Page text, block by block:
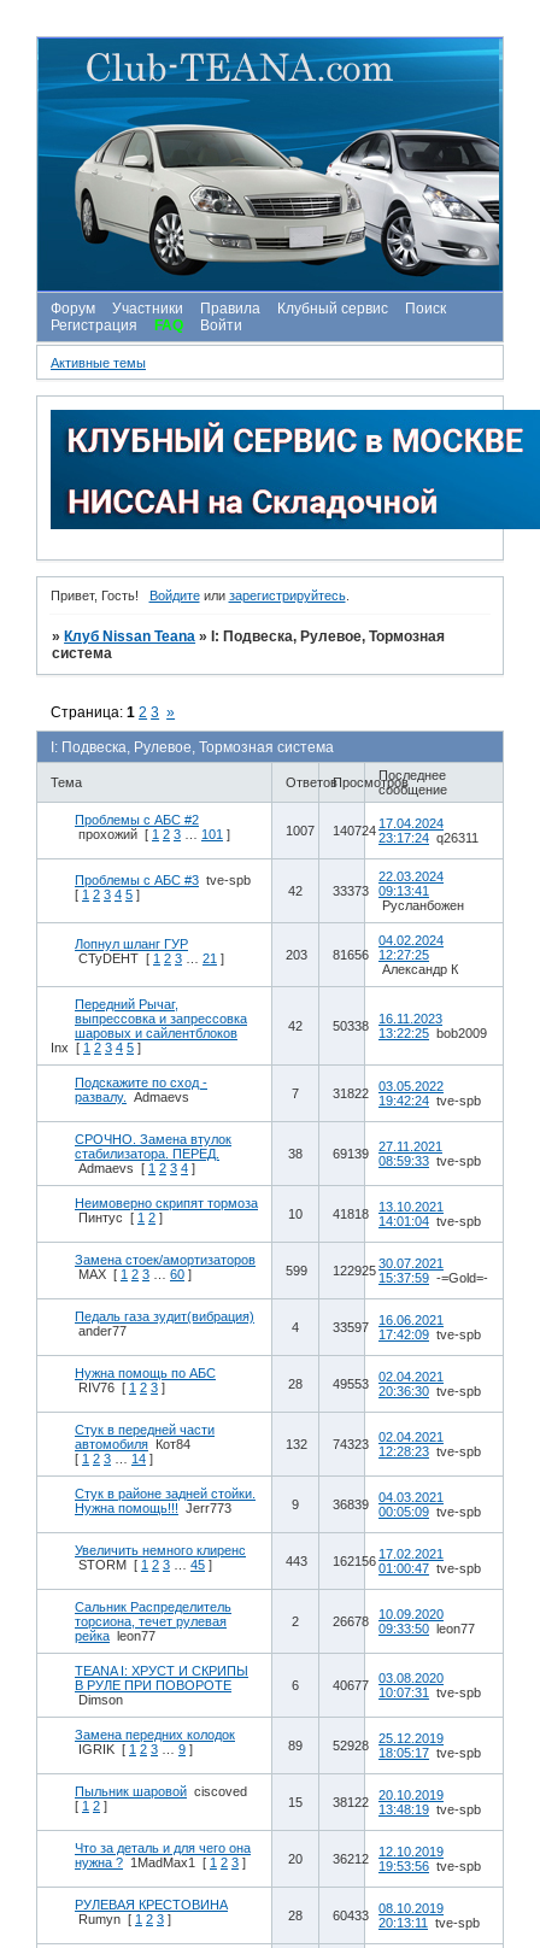
Форум Участники Правила Клубный сервис
Поиск
Регистрация
FAQ Войти
Активные темы
Привет, Гость! Войдитеили зарегистрируйтесь.
» Клуб Nissan Teana » I: Подвеска, Рулевое, Тормозная
система
I: Подвеска, Рулевое, Тормозная система
Страница:1 2 3 »
Тема ОтветовПросмотровПоследнее
сообщение
Проблемы с АБС #2
прохожий [ 1 2 3 101 ] 1007 140724 17.04.2024
23:17:24 q26311
Проблемы с АБС #3 tve-spb
[ 1 2 3 4 5 ] 42 33373
22.03.2024
09:13:41
Русланбожен
Лопнул шланг ГУР
CTyDEHT [ 1 2 3 21 ] 203 81656
04.02.2024
12:27:25
Александр К
Передний Рычаг,
выпрессовка и запрессовка
шаровых и сайлентблоков
Inx [ 1 2 3 4 5 ]
42 50338
16.11.2023
13:22:25 bob2009
Подскажите по сход -
развалу.
Admaevs 7 31822
03.05.2022
19:42:24 tve-spb
СРОЧНО. Замена втулок
стабилизатора. ПЕРЕД.
Admaevs [ 1 2 3 4 ]
38 69139
27.11.2021
08:59:33 tve-spb
Неимоверно скрипят тормоза
Пинтус [ 1 2 ] 10 41818
13.10.2021
14:01:04 tve-spb
Замена стоек/амортизаторов
MAX [ 1 2 3 60 ] 599 12292530.07.2021
15:37:59 -=Gold=-
Педаль газа зудит(вибрация)
ander77
4 33597
16.06.2021
17:42:09 tve-spb
Нужна помощь по АБС
RIV76 [ 1 2 3 ] 28 49553
02.04.2021
20:36:30 tve-spb
Стук в передней части
автомобиля Кот84
[ 1 2 3 14 ]
132 74323
02.04.2021
12:28:23 tve-spb
Стук в районе задней стойки.
Нужна помощь!!! Jerr773 9 36839
04.03.2021
00:05:09 tve-spb
Увеличить немного клиренс
STORM [ 1 2 3 45 ] 443 162156 17.02.2021
01:00:47 tve-spb
Сальник Распределитель
торсиона, течет рулевая
рейка leon77
2 26678
10.09.2020
09:33:50 leon77
TEANA I: ХРУСТ И СКРИПЫ
В РУЛЕ ПРИ ПОВОРОТЕ
Dimson
6 40677
03.08.2020
10:07:31
tve-spb
Замена передних колодок
IGRIK [ 1 2 3 9 ] 89 52928
25.12.2019
18:05:17 tve-spb
Пыльник шаровой ciscoved
[ 1 2 ] 15 38122
20.10.2019
13:48:19 tve-spb
Что за деталь и для чего она
нужна ? 1MadMax1 [ 1 2 3 ] 20 36212
12.10.2019
19:53:56 tve-spb
РУЛЕВАЯ КРЕСТОВИНА
Rumyn [ 1 2 3 ] 28 60433
08.10.2019
20:13:11
tve-spb